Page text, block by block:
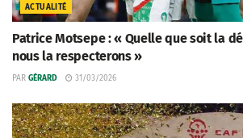
ACTUALITÉ
Patrice Motsepe : « Quelle que soit la
nous la respecterons »
PAR GÉRARD 31/03/2026